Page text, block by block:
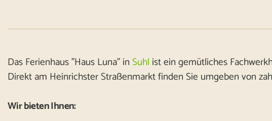
Das Ferienhaus "Haus Luna" inSuhl ist ein gemütliches
Direkt am Heinrichster Straßenmarkt finden Sie umgeben von
Wir bieten Ihnen: